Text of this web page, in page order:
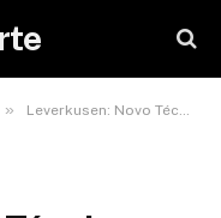
» Leverkusen: Novo Técnico Acredita em Desempenho Iminente Apesar de Reformulação